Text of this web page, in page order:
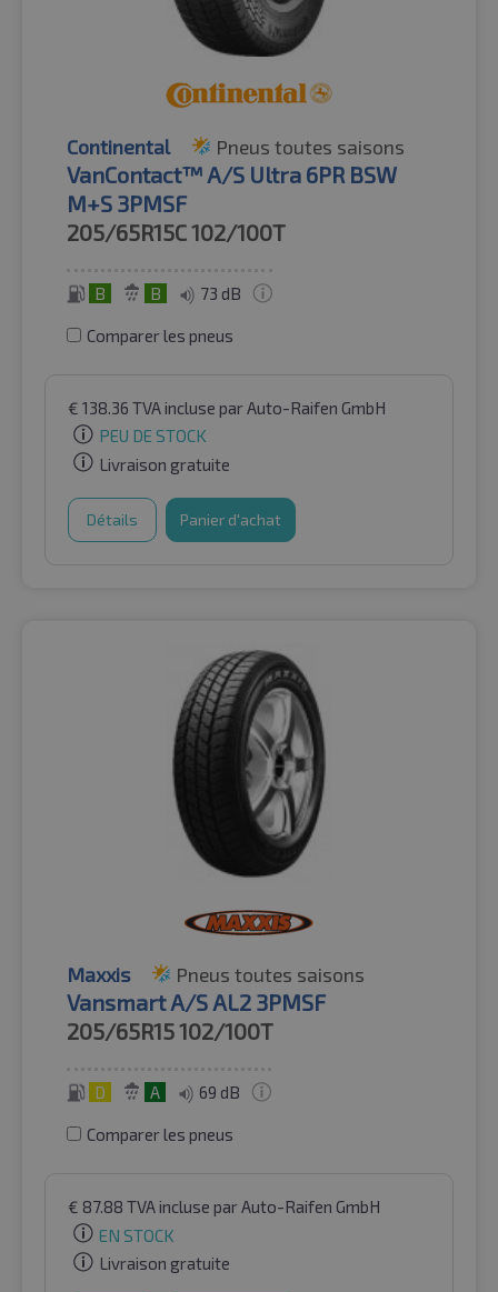
Continental Pneus toutes saisons
VanContact™ A/S Ultra 6PR BSW
M+S 3PMSF
205/65R15C102/100T
B B 73 dB
Comparer les pneus
€ 138.36 TVA incluse par Auto-Raifen GmbH
PEU DE STOCK
Livraison gratuite
Détails Panier d'achat
Maxxis Pneus toutes saisons
Vansmart A/S AL2 3PMSF
205/65R15102/100T
D A 69 dB
Comparer les pneus
€ 87.88 TVA incluse par Auto-Raifen GmbH
EN STOCK
Livraison gratuite